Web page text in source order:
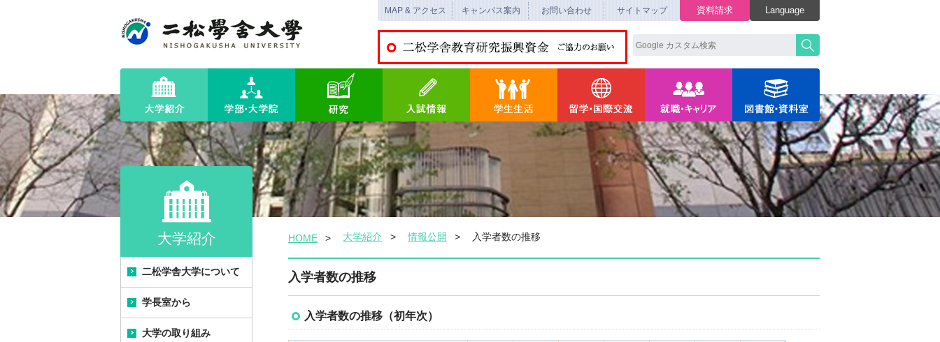
資料請求 Language
MAP & アクセス キャンパス案内 お問い合わせ サイトマップ
大学紹介 HOME 大学紹介 情報公開 入学者数の推移
入学者数の推移
入学者数の推移（初年次）
二松学舎大学について
建学の精神
大学の教育研究上の目的
学長室から
学長メッセージ
大学の取り組み